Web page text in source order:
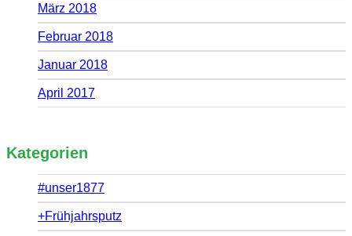
März 2018
Februar 2018
Januar 2018
April 2017
Kategorien
#unser1877
+Frühjahrsputz